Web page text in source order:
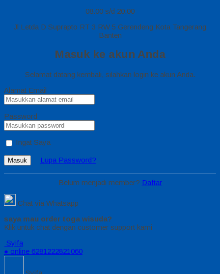
08.00 s/d 20.00
Jl Letda D Suprapto RT 3 RW 5 Gerendeng Kota Tangerang
Banten
Masuk ke akun Anda
Selamat datang kembali, silahkan login ke akun Anda.
Alamat Email
Password
Ingat Saya
Masuk Lupa Password?
Belum menjadi member? Daftar
Chat via Whatsapp
saya mau order toga wisuda?
Klik untuk chat dengan customer support kami
Syifa
● online 6281222821060